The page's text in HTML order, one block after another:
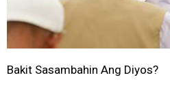
Bakit Sasambahin Ang Diyos?